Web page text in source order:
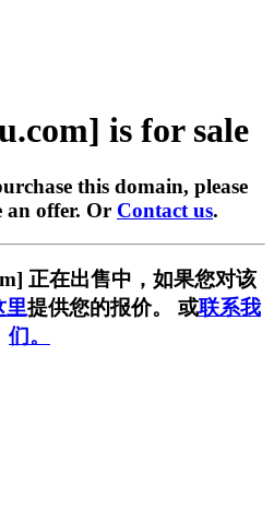
is for sale
this domain, please
an offer. Or Contact us.
正在出售中，如果您对该
里提供您的报价。 或联系我
们。